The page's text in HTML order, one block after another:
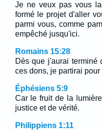
Je ne veux pas vous
formé le projet d'aller
parmi vous, comme
empêché jusqu'ici.
Romains 15:28
Dès que j'aurai terminé
ces dons, je partirai
Éphésiens 5:9
Car le fruit de la
justice et de vérité.
Philippiens 1:11